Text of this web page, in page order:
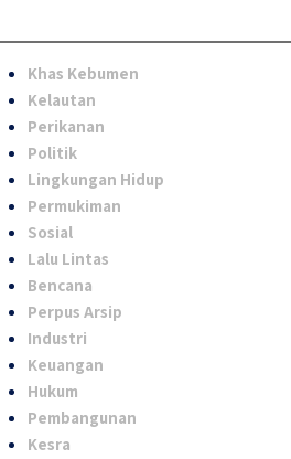
Khas Kebumen
Kelautan
Perikanan
Politik
Lingkungan Hidup
Permukiman
Sosial
Lalu Lintas
Bencana
Perpus Arsip
Industri
Keuangan
Hukum
Pembangunan
Kesra